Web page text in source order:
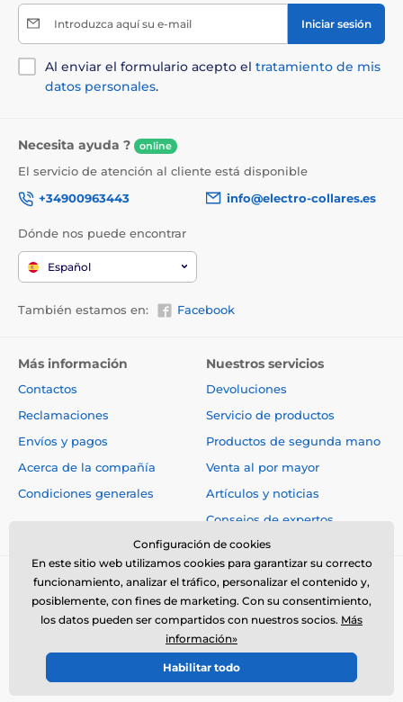
interiores y exteriores sin problemas. La variante
iFetch Frenzy se adapta a espacios más pequeños o
Hacer ejercicio será muy fácil con
Enseñar a su perro a buscar de forma autónoma
durante sólo 10 minutos, preferiblemente3 veces al
día.Prepare el juguete iFetchy entrénelo cerca de él.
distancia. Si coge la pelota y se dirige hacia usted,
recompénselo inmediatamente con una golosina y
elogios. Cuando domine el juego, muéstrele a su
perro que el canalón ancho es el lugar adecuado para
poner la pelota. Cuando vuelva hacia usted con la
pelota, utilice la palma de la mano para indicarle
dónde debe ponerla. A medida que su perro explore
la canaleta, prémielo con una golosina y elógielo.
Introduzca aquí su e-mail Iniciar sesión
Al enviar el formulario acepto el tratamiento de mis
datos personales.
Necesita ayuda ? online
El servicio de atención al cliente está disponible
+34900963443
info@electro-collares.es
Dónde nos puede encontrar
Español
También estamos en: Facebook
Más información
Contactos
Reclamaciones
Envíos y pagos
Acerca de la compañía
Condiciones generales
Nuestros servicios
Devoluciones
Servicio de productos
Productos de segunda mano
Venta al por mayor
Artículos y noticias
Consejos de expertos
© 2026 www.electro-collares.es ⦁ Tienda electrónica creada por
SIMPLIA.cz
Configuración de cookies
En este sitio web utilizamos cookies para garantizar su correcto
funcionamiento, analizar el tráfico, personalizar el contenido y,
posiblemente, con fines de marketing. Con su consentimiento,
los datos pueden ser compartidos con nuestros socios. Más
información»
Habilitar todo